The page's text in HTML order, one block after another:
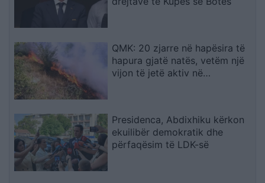
QMK: 20 zjarre në hapësira të
hapura gjatë natës, vetëm një
vijon të jetë aktiv në
Presidenca, Abdixhiku kërkon
ekuilibër demokratik dhe
përfaqësim të LDK-së